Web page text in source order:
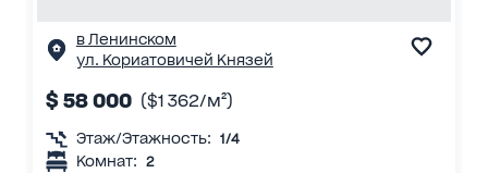
в Ленинском
ул. Кориатовичей Князей
$ 58 000 ($1 362/м²)
Этаж/Этажность: 1/4
Комнат: 2